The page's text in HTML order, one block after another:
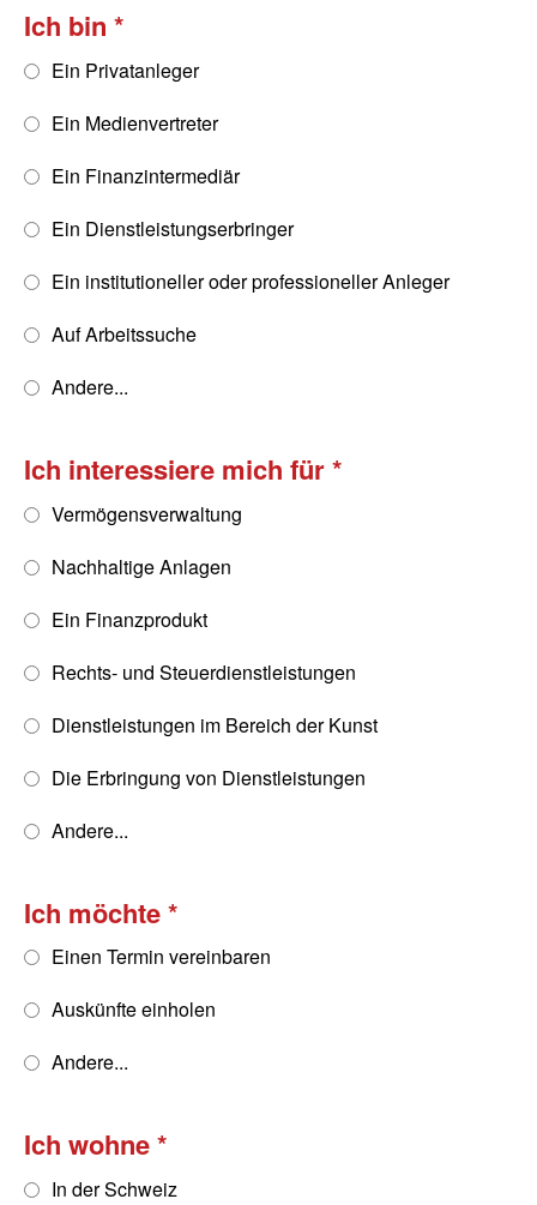
Ich bin
Ein Privatanleger
Ein Medienvertreter
Ein Finanzintermediär
Ein Dienstleistungserbringer
Ein institutioneller oder professioneller Anleger
Auf Arbeitssuche
Andere...
Ich interessiere mich für
Vermögensverwaltung
Nachhaltige Anlagen
Ein Finanzprodukt
Rechts- und Steuerdienstleistungen
Dienstleistungen im Bereich der Kunst
Die Erbringung von Dienstleistungen
Andere...
Ich möchte
Einen Termin vereinbaren
Auskünfte einholen
Andere...
Ich wohne
In der Schweiz